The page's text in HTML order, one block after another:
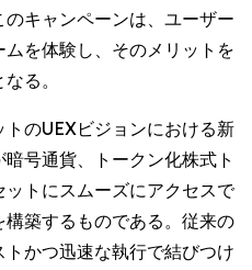
キャンペーンは、ユーザー
を体験し、そのメリットを
る。
のUEXビジョンにおける新
号通貨、トークン化株式ト
トにスムーズにアクセスで
築するものである。従来の
かつ迅速な執行で結びつけ